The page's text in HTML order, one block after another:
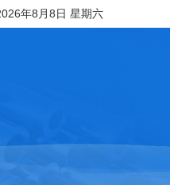
年8月8日 星期六